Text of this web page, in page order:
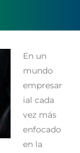
En un
mundo
empresar
ial cada
vez más
enfocado
en la